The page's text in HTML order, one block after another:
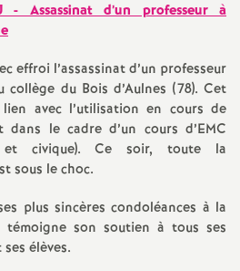
a
l
d
e
s
- Assassinat d’un professeur à
effroi l’assassinat d’un professeur
du Bois d’Aulnes (78). Cet
avec l’utilisation en cours de
dans le cadre d’un cours d’EMC
et civique). Ce soir, toute la
sous le choc.
plus sincères condoléances à la
son soutien à tous ses
élèves.